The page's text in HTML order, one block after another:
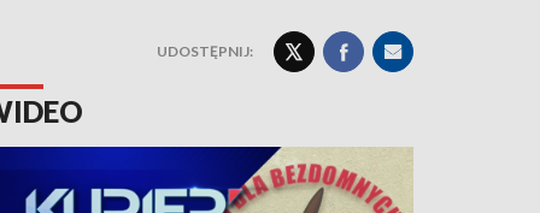
UDOSTĘPNIJ: